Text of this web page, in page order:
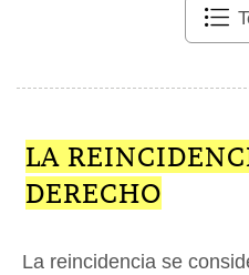
LA
DERECHO
La reincidencia se